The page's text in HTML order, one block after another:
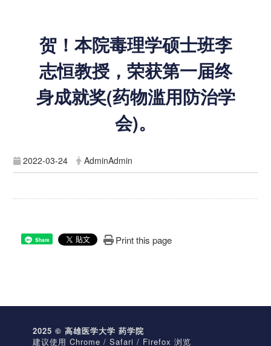
贺！本院毒理学硕士班李
志恒教授，荣获第一届终
身成就奖(药物滥用防治学
会)。
2022-03-24 AdminAdmin
Share Print this page
2025 © 高雄医学大学 药学院
建议使用 Chrome / Safari / Firefox 浏览